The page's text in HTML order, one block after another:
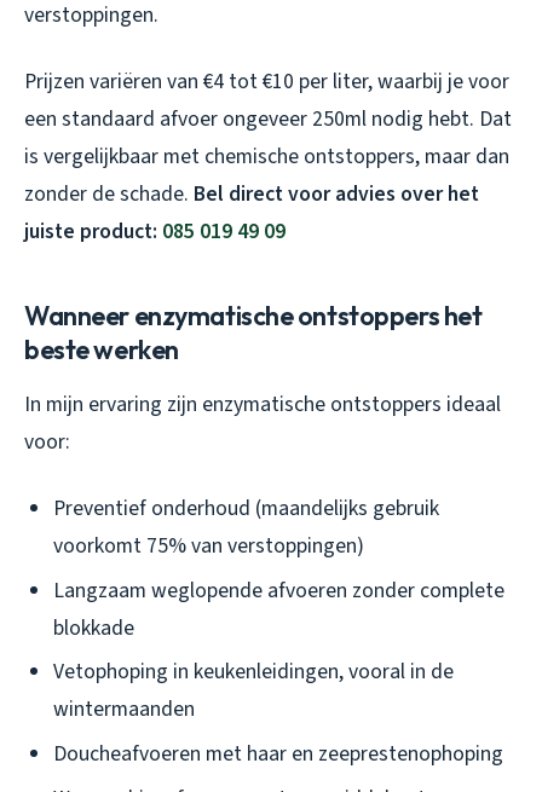
verstoppingen.
Prijzen variëren van €4 tot €10 per liter, waarbij je voor
een standaard afvoer ongeveer 250ml nodig hebt. Dat
is vergelijkbaar met chemische ontstoppers, maar dan
zonder de schade. Bel direct voor advies over het
juiste product: 085 019 49 09
Wanneer enzymatische ontstoppers het
beste werken
In mijn ervaring zijn enzymatische ontstoppers ideaal
voor:
Preventief onderhoud (maandelijks gebruik
voorkomt 75% van verstoppingen)
Langzaam weglopende afvoeren zonder complete
blokkade
Vetophoping in keukenleidingen, vooral in de
wintermaanden
Doucheafvoeren met haar en zeeprestenophoping